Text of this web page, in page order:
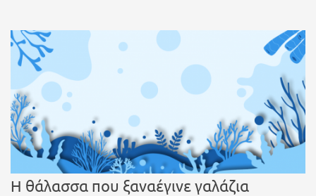
Η θάλασσα που ξαναέγινε γαλάζια